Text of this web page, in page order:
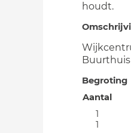
houdt.
Buurthuis
Begroting
Aantal
1
1